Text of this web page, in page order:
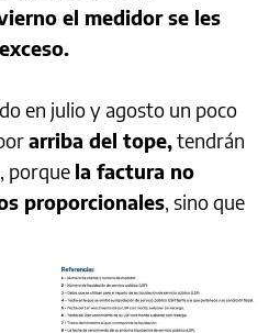
el medidor se les
en julio y agosto un poco
arriba del tope,tendrán
porque la factura no
proporcionales, sino que